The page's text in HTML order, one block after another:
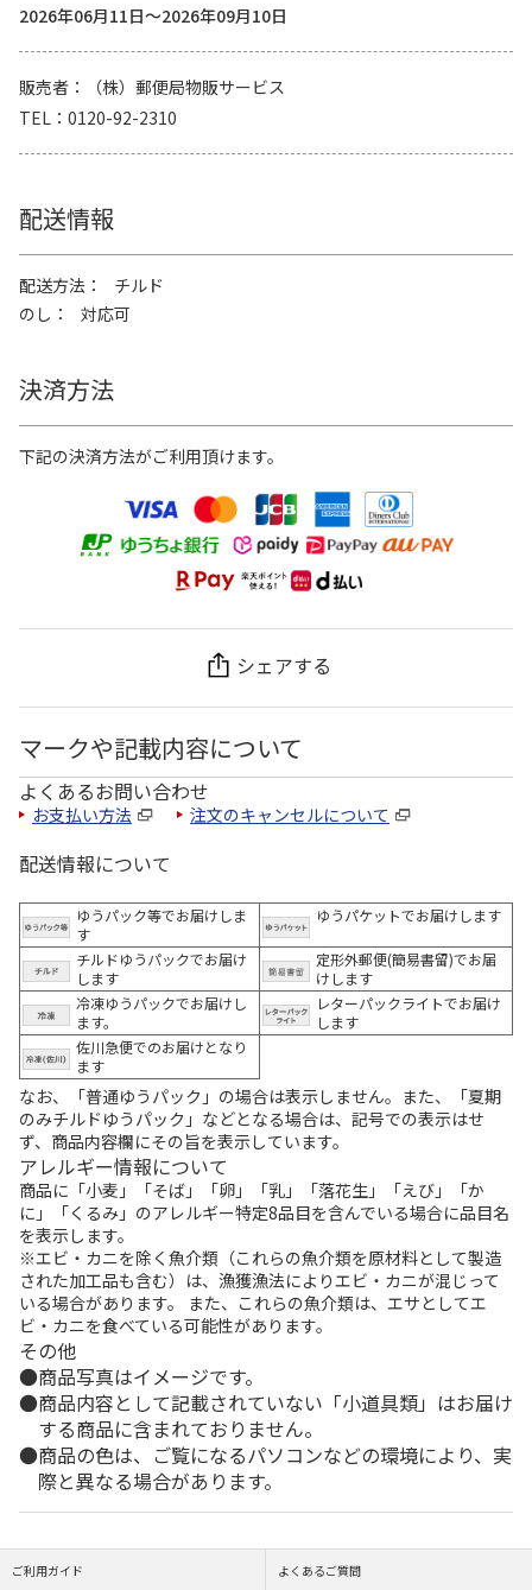
2026年06月11日～2026年09月10日
販売者
（株）郵便局物販サービス
TEL
0120-92-2310
配送情報
配送方法
チルド
のし
対応可
決済方法
下記の決済方法がご利用頂けます。
シェアする
マークや記載内容について
よくあるお問い合わせ
お支払い方法 注文のキャンセルについて
配送情報について
ゆうパック等でお届けしま
す
ゆうパケットでお届けします
チルドゆうパックでお届け
します
定形外郵便(簡易書留)でお届
けします
冷凍ゆうパックでお届けし
ます。
レターパックライトでお届け
します
佐川急便でのお届けとなり
ます
なお、「普通ゆうパック」の場合は表示しません。また、「夏期
のみチルドゆうパック」などとなる場合は、記号での表示はせ
ず、商品内容欄にその旨を表示しています。
アレルギー情報について
商品に「小麦」「そば」「卵」「乳」「落花生」「えび」「か
に」「くるみ」のアレルギー特定8品目を含んでいる場合に品目名
を表示します。
※エビ・カニを除く魚介類（これらの魚介類を原材料として製造
された加工品も含む）は、漁獲漁法によりエビ・カニが混じって
いる場合があります。 また、これらの魚介類は、エサとしてエ
ビ・カニを食べている可能性があります。
その他
商品写真はイメージです。
商品内容として記載されていない「小道具類」はお届け
する商品に含まれておりません。
商品の色は、ご覧になるパソコンなどの環境により、実
際と異なる場合があります。
ご利用ガイド よくあるご質問